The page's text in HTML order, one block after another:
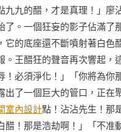
九九的醋，才是真理！」廖
了。一個狂妄的影子佔滿
它的底座還不斷噴射著白色
王醋狂的聲音再次響起
必須淨化！」「你將為你
出了一個巨大的管口，正在
室內設計點！沾沾先生！那
！那是浩劫啊！」「不